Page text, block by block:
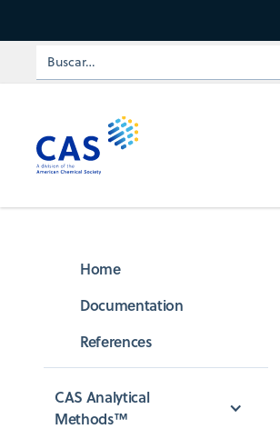
Home
Documentation
References
CAS Analytical
Methods™